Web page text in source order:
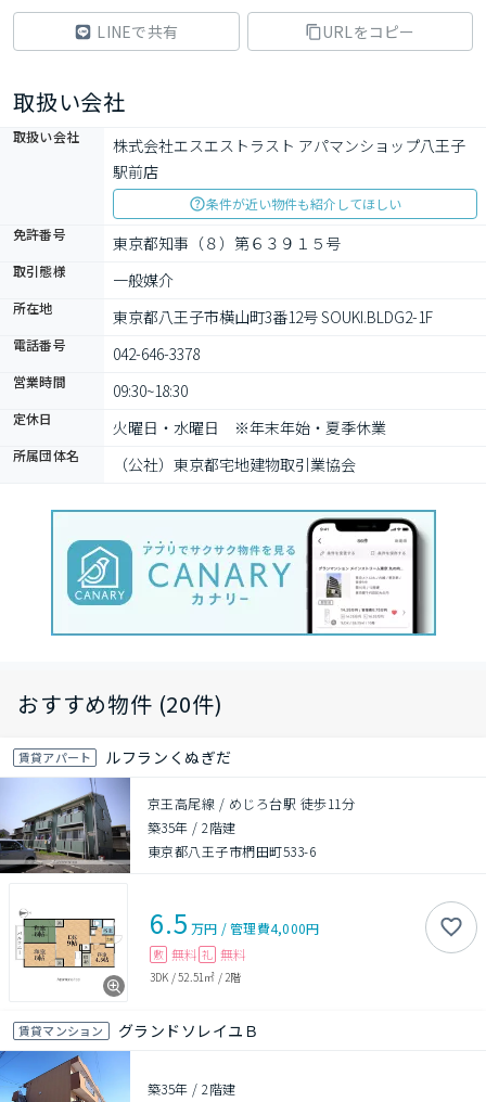
LINEで共有
URLをコピー
取扱い会社
取扱い会社
株式会社エスエストラスト アパマンショップ八王子
駅前店
条件が近い物件も紹介してほしい
免許番号
東京都知事（８）第６３９１５号
取引態様 一般媒介
所在地 東京都八王子市横山町3番12号 SOUKI.BLDG2-1F
電話番号 042-646-3378
営業時間 09:30~18:30
定休日 火曜日・水曜日　※年末年始・夏季休業
所属団体名 （公社）東京都宅地建物取引業協会
おすすめ物件 (20件)
賃貸アパート ルフランくぬぎだ
京王高尾線 / めじろ台駅 徒歩11分
築35年 /2階建
東京都八王子市椚田町533-6
6.5 万円 /管理費4,000円
敷 無料 礼 無料
3DK /52.51㎡ / 2階
賃貸マンション グランドソレイユＢ
築35年 /2階建